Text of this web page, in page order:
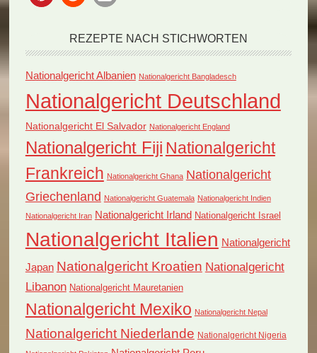
REZEPTE NACH STICHWORTEN
Nationalgericht Albanien Nationalgericht Bangladesch
Nationalgericht Deutschland
Nationalgericht El Salvador Nationalgericht England
Nationalgericht Fiji Nationalgericht
Frankreich Nationalgericht Ghana Nationalgericht
Griechenland Nationalgericht Guatemala Nationalgericht Indien
Nationalgericht Iran Nationalgericht Irland Nationalgericht Israel
Nationalgericht Italien Nationalgericht
Japan Nationalgericht Kroatien Nationalgericht
Libanon Nationalgericht Mauretanien
Nationalgericht Mexiko Nationalgericht Nepal
Nationalgericht Niederlande Nationalgericht Nigeria